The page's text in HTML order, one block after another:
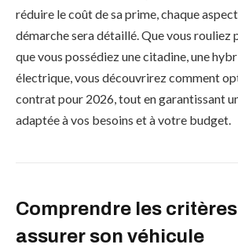
réduire le coût de sa prime, chaque
démarche sera détaillé. Que vous rouliez
que vous possédiez une citadine, une
électrique, vous découvrirez comment
contrat pour 2026, tout en garantissant
adaptée à vos besoins et à votre budget.
Comprendre les
assurer son véhicule